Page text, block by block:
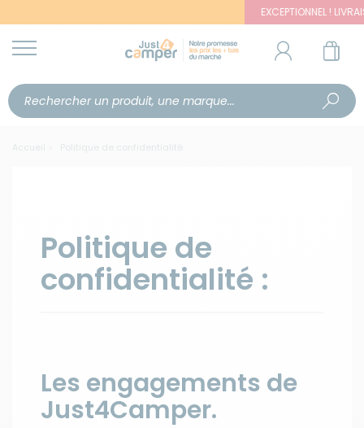
EXCEPTIONNEL ! LIVRAISON
Accueil Politique de confidentialité
Politique de
confidentialité :
Les engagements de
Just4Camper.